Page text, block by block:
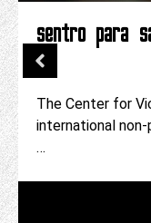
sentro para
The Center for
international
…